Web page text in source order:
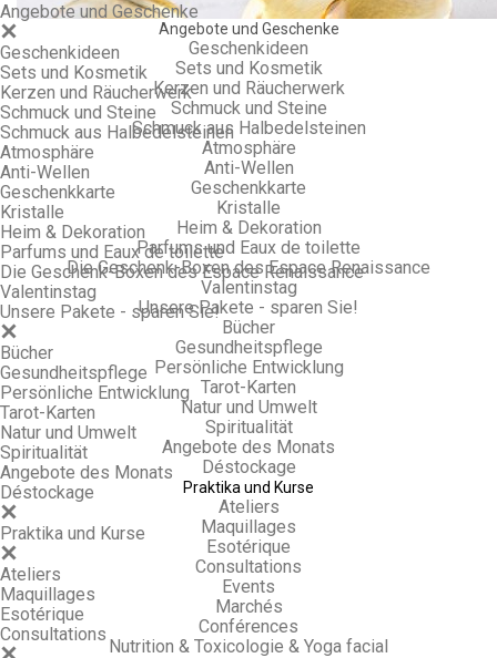
Angebote und Geschenke
Geschenkideen
Sets und Kosmetik
Kerzen und Räucherwerk
Schmuck und Steine
Schmuck aus Halbedelsteinen
Atmosphäre
Anti-Wellen
Geschenkkarte
Kristalle
Heim & Dekoration
Parfums und Eaux de toilette
Die Geschenk-Boxen des Espace Renaissance
Valentinstag
Unsere Pakete - sparen Sie!
Bücher
Gesundheitspflege
Persönliche Entwicklung
Tarot-Karten
Natur und Umwelt
Spiritualität
Angebote des Monats
Déstockage
Praktika und Kurse
Ateliers
Maquillages
Esotérique
Consultations
Angebote und Geschenke
Geschenkideen
Sets und Kosmetik
Kerzen und Räucherwerk
Schmuck und Steine
Schmuck aus Halbedelsteinen
Atmosphäre
Anti-Wellen
Geschenkkarte
Kristalle
Heim & Dekoration
Parfums und Eaux de toilette
Die Geschenk-Boxen des Espace Renaissance
Valentinstag
Unsere Pakete - sparen Sie!
Bücher
Gesundheitspflege
Persönliche Entwicklung
Tarot-Karten
Natur und Umwelt
Spiritualität
Angebote des Monats
Déstockage
Praktika und Kurse
Ateliers
Maquillages
Esotérique
Consultations
Events
Marchés
Conférences
Nutrition & Toxicologie & Yoga facial